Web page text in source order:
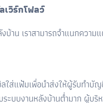
วิร์กโฟลว์
บ้าน เราสามารถจำแนกควา
ใส่แฟ้มเพื่อนำส่งให้ผู้รับท
บบงานหลังบ้านต่ำมาก ผู้บ